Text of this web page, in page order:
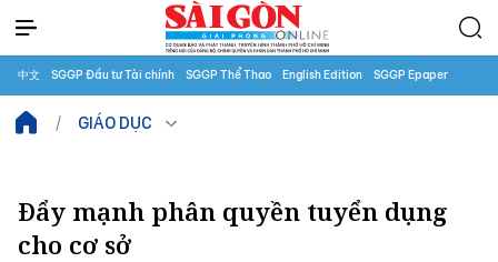
中文 SGGP Đầu tư Tài chính SGGP Thể Thao English Edition SGGP Epaper
GIÁO DỤC
Đẩy mạnh phân quyền tuyển dụng
cho cơ sở